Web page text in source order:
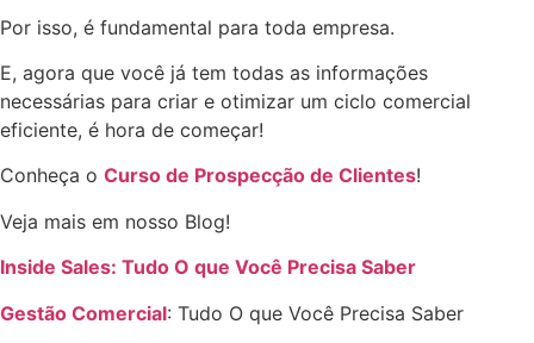
Por isso, é fundamental para toda empresa.
E, agora que você já tem todas as informações
necessárias para criar e otimizar um ciclo comercial
eficiente, é hora de começar!
Conheça o Curso de Prospecção de Clientes!
Veja mais em nosso Blog!
Inside Sales: Tudo O que Você Precisa Saber
Gestão Comercial: Tudo O que Você Precisa Saber